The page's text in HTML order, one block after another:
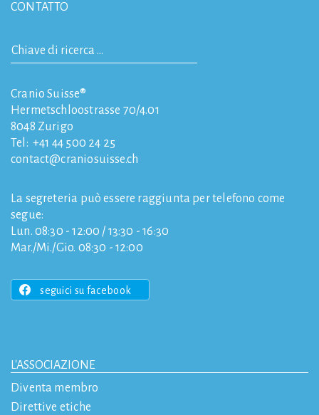
CONTATTO
Cranio Suisse®
Hermetschloostrasse 70/4.01
8048 Zurigo
Tel: +41 44 500 24 25
contact
craniosuisse.ch
La segreteria può essere raggiunta per telefono come
segue:
Lun. 08:30 - 12:00 / 13:30 - 16:30
Mar./Mi./Gio. 08:30 - 12:00
seguici su facebook
L'ASSOCIAZIONE
Diventa membro
Direttive etiche